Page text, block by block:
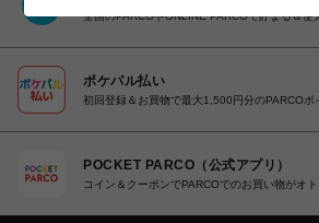
全国のPARCOやONLINE PARCOで貯まる＆使
ポケパル払い
初回登録＆お買物で最大1,500円分のPARCOポ
POCKET PARCO（公式アプリ）
コイン＆クーポンでPARCOでのお買い物がオト